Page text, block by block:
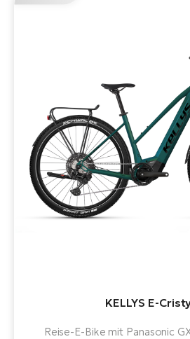
KELLYS E-
Reise-E-Bike mit Panasonic